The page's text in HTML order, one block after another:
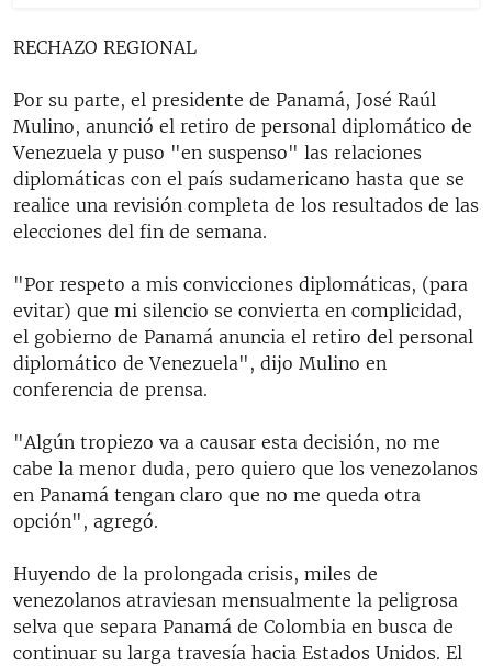
RECHAZO REGIONAL
Por su parte, el presidente de Panamá, José Raúl
Mulino, anunció el retiro de personal diplomático de
Venezuela y puso "en suspenso" las relaciones
diplomáticas con el país sudamericano hasta que se
realice una revisión completa de los resultados de las
elecciones del fin de semana.
"Por respeto a mis convicciones diplomáticas, (para
evitar) que mi silencio se convierta en complicidad,
el gobierno de Panamá anuncia el retiro del personal
diplomático de Venezuela", dijo Mulino en
conferencia de prensa.
"Algún tropiezo va a causar esta decisión, no me
cabe la menor duda, pero quiero que los venezolanos
en Panamá tengan claro que no me queda otra
opción", agregó.
Huyendo de la prolongada crisis, miles de
venezolanos atraviesan mensualmente la peligrosa
selva que separa Panamá de Colombia en busca de
continuar su larga travesía hacia Estados Unidos. El